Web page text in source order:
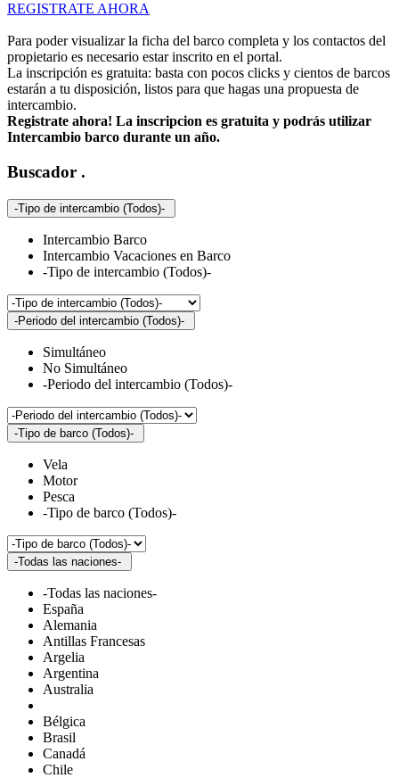
REGISTRATE AHORA
Para poder visualizar la ficha del barco completa y los contactos del
propietario es necesario estar inscrito en el portal.
La inscripción es gratuita: basta con pocos clicks y cientos de barcos
estarán a tu disposición, listos para que hagas una propuesta de
intercambio.
Registrate ahora! La inscripcion es gratuita y podrás utilizar
Intercambio barco durante un año.
Buscador .
-Tipo de intercambio (Todos)-
Intercambio Barco
Intercambio Vacaciones en Barco
-Tipo de intercambio (Todos)-
-Periodo del intercambio (Todos)-
Simultáneo
No Simultáneo
-Periodo del intercambio (Todos)-
-Tipo de barco (Todos)-
Vela
Motor
Pesca
-Tipo de barco (Todos)-
-Todas las naciones-
-Todas las naciones-
España
Alemania
Antillas Francesas
Argelia
Argentina
Australia
Bélgica
Brasil
Canadá
Chile